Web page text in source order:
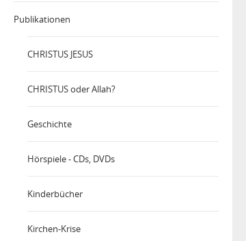
Publikationen
CHRISTUS JESUS
CHRISTUS oder Allah?
Geschichte
Hörspiele - CDs, DVDs
Kinderbücher
Kirchen-Krise